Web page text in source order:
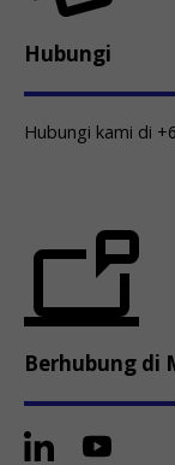
Hubungi
Hubungi kami di
Berhubung di